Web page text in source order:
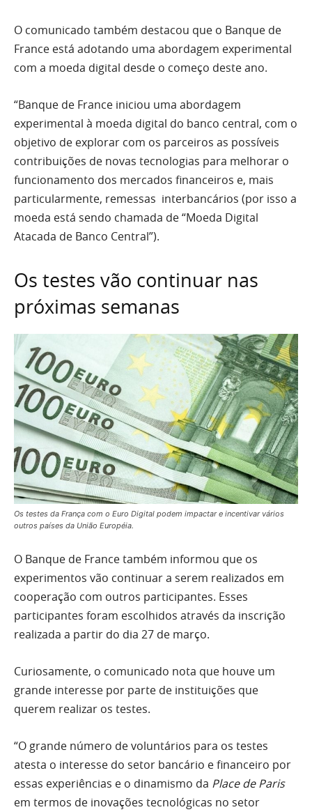
O comunicado também destacou que o Banque de
France está adotando uma abordagem experimental
com a moeda digital desde o começo deste ano.
“Banque de France iniciou uma abordagem
experimental à moeda digital do banco central, com o
objetivo de explorar com os parceiros as possíveis
contribuições de novas tecnologias para melhorar o
funcionamento dos mercados financeiros e, mais
particularmente, remessas interbancários (por isso a
moeda está sendo chamada de “Moeda Digital
Atacada de Banco Central”).
Os testes vão continuar nas
próximas semanas
Os testes da França com o Euro Digital podem impactar e incentivar vários
outros países da União Européia.
O Banque de France também informou que os
experimentos vão continuar a serem realizados em
cooperação com outros participantes. Esses
participantes foram escolhidos através da inscrição
realizada a partir do dia 27 de março.
Curiosamente, o comunicado nota que houve um
grande interesse por parte de instituições que
querem realizar os testes.
“O grande número de voluntários para os testes
atesta o interesse do setor bancário e financeiro por
essas experiências e o dinamismo da Place de Paris
em termos de inovações tecnológicas no setor